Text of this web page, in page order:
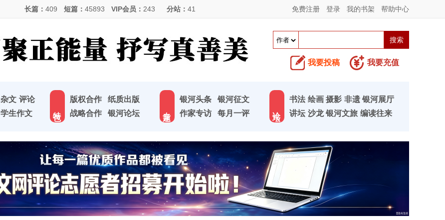
长篇： 409 短篇： 45893 VIP会员： 243 分站： 41 免费注册 登录 我的书架 帮助中心
我要投稿 我要充值
杂文 评论
学生作文
版权合作
纸质出版
战略合作
银河论坛
银河头条
银河征文
作家专访
每月一评
书法 绘画 摄影 非遗 银河展厅
讲坛 沙龙 银河文旅 编读往来